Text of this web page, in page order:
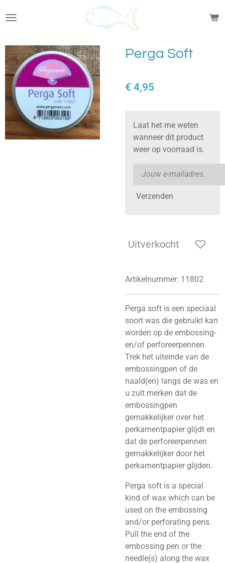
direct
de
hoofdinhoud
Perga Soft
€ 4,95
Laat het me weten
wanneer dit product
weer op voorraad is.
Verzenden
Uitverkocht
Artikelnummer: 11802
Perga soft is een speciaal
soort was die gebruikt kan
worden op de embossing-
en/of perforeerpennen.
Trek het uiteinde van de
embossingpen of de
naald(en) langs de was en
u zult merken dat de
embossingpen
gemakkelijker over het
perkamentpapier glijdt en
dat de perforeerpennen
gemakkelijker door het
perkamentpapier glijden.
Perga soft is a special
kind of wax which can be
used on the embossing
and/or perforating pens.
Pull the end of the
embossing pen or the
needle(s) along the wax